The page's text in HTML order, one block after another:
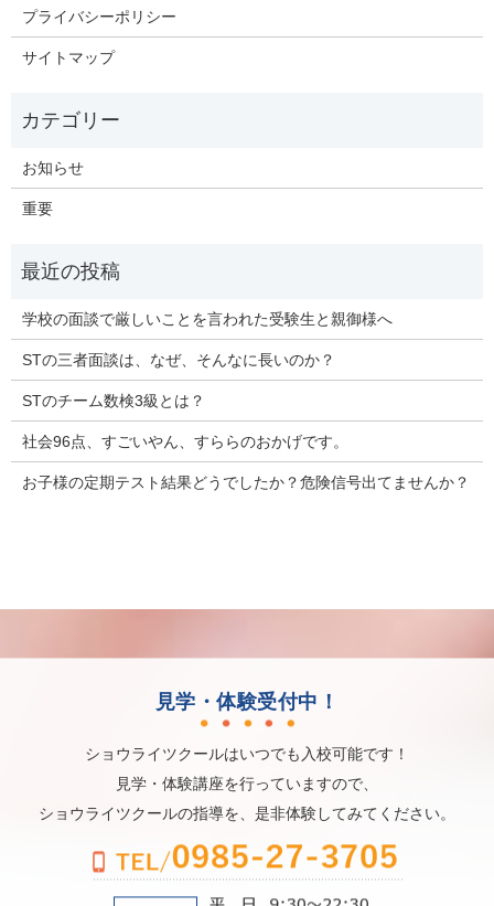
プライバシーポリシー
サイトマップ
お知らせ
重要
学校の面談で厳しいことを言われた受験生と親御様へ
STの三者面談は、なぜ、そんなに長いのか？
STのチーム数検3級とは？
社会96点、すごいやん、すららのおかげです。
お子様の定期テスト結果どうでしたか？危険信号出てませんか？
見学・体験受付中！
ショウライツクールはいつでも入校可能です！
見学・体験講座を行っていますので、
ショウライツクールの指導を、是非体験してみてください。